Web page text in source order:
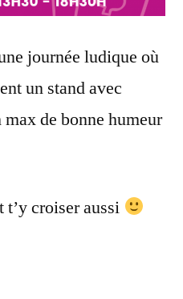
journée ludique où
un stand avec
de bonne humeur
t’y croiser aussi